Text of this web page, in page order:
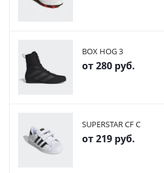
BOX HOG 3
от280 руб.
SUPERSTAR CF C
от219 руб.